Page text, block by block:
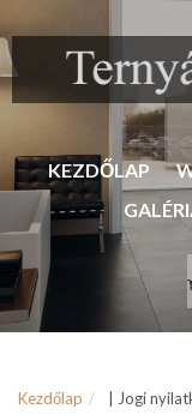
KEZDŐLAP
Kezdőlap | Jogi